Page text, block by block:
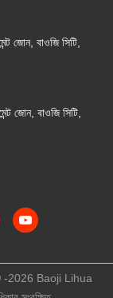
জোন, বাওজি সিটি,
জোন, বাওজি সিটি,
© -2026 Baoji Lihua